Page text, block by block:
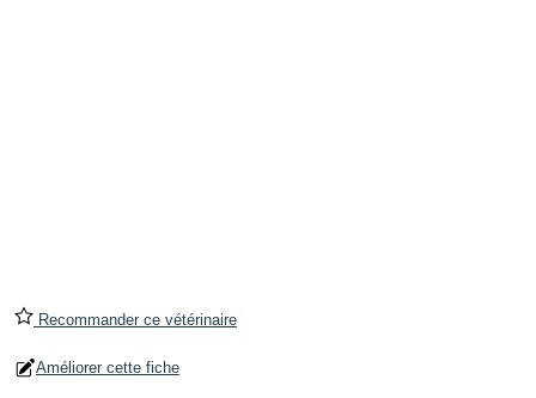
Recommander ce vétérinaire
Améliorer cette fiche